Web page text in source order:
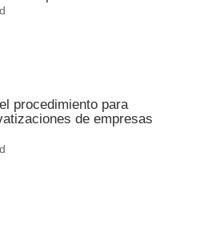
procedimiento para
de empresas